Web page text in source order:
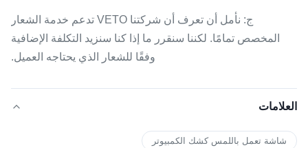
ج: نأمل أن تعرف أن شركتنا VETO تدعم خدمة الشعار
المخصص تمامًا. لكننا سنقرر ما إذا كنا سنزيد التكلفة الإضافية
وفقًا للشعار الذي يحتاجه العميل.
العلامات
شاشة تعمل باللمس كشك الكمبيوتر